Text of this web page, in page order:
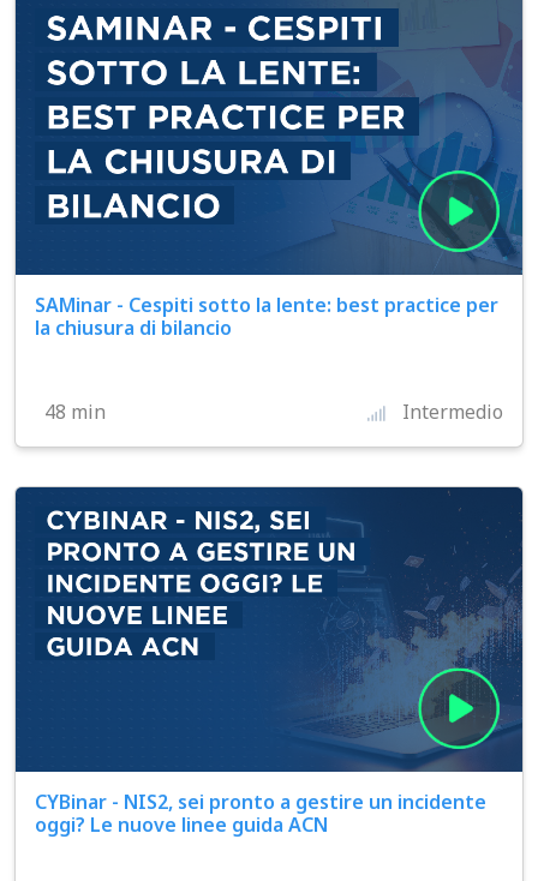
SAMinar - Cespiti sotto la lente: best practice per
la chiusura di bilancio
48 min Intermedio
CYBinar - NIS2, sei pronto a gestire un incidente
oggi? Le nuove linee guida ACN